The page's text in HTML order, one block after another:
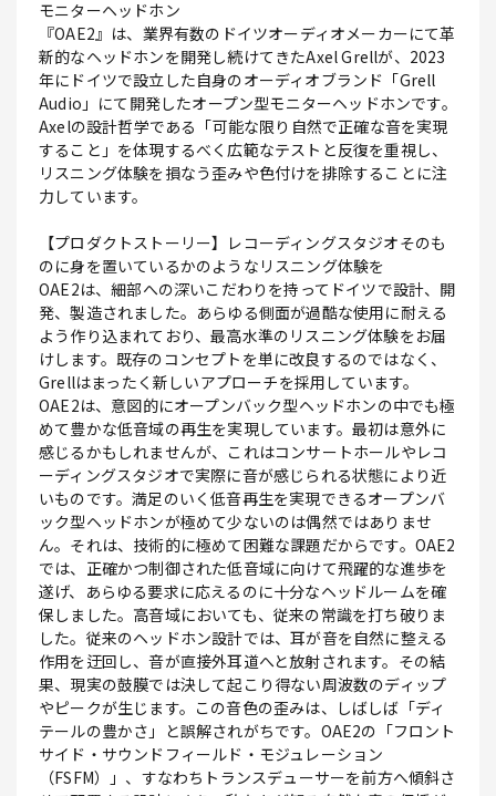
モニターヘッドホン
『OAE2』は、業界有数のドイツオーディオメーカーにて革
新的なヘッドホンを開発し続けてきたAxel Grellが、2023
年にドイツで設立した自身のオーディオブランド「Grell
Audio」にて開発したオープン型モニターヘッドホンです。
Axelの設計哲学である「可能な限り自然で正確な音を実現
すること」を体現するべく広範なテストと反復を重視し、
リスニング体験を損なう歪みや色付けを排除することに注
力しています。
【プロダクトストーリー】レコーディングスタジオそのも
のに身を置いているかのようなリスニング体験を
OAE2は、細部への深いこだわりを持ってドイツで設計、開
発、製造されました。あらゆる側面が過酷な使用に耐える
よう作り込まれており、最高水準のリスニング体験をお届
けします。既存のコンセプトを単に改良するのではなく、
Grellはまったく新しいアプローチを採用しています。
OAE2は、意図的にオープンバック型ヘッドホンの中でも極
めて豊かな低音域の再生を実現しています。最初は意外に
感じるかもしれませんが、これはコンサートホールやレコ
ーディングスタジオで実際に音が感じられる状態により近
いものです。満足のいく低音再生を実現できるオープンバ
ック型ヘッドホンが極めて少ないのは偶然ではありませ
ん。それは、技術的に極めて困難な課題だからです。OAE2
では、正確かつ制御された低音域に向けて飛躍的な進歩を
遂げ、あらゆる要求に応えるのに十分なヘッドルームを確
保しました。高音域においても、従来の常識を打ち破りま
した。従来のヘッドホン設計では、耳が音を自然に整える
作用を迂回し、音が直接外耳道へと放射されます。その結
果、現実の鼓膜では決して起こり得ない周波数のディップ
やピークが生じます。この音色の歪みは、しばしば「ディ
テールの豊かさ」と誤解されがちです。OAE2の「フロント
サイド・サウンドフィールド・モジュレーション
（FSFM）」、すなわちトランスデューサーを前方へ傾斜さ